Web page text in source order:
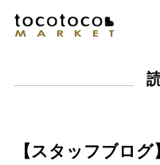
【スタッフブロ